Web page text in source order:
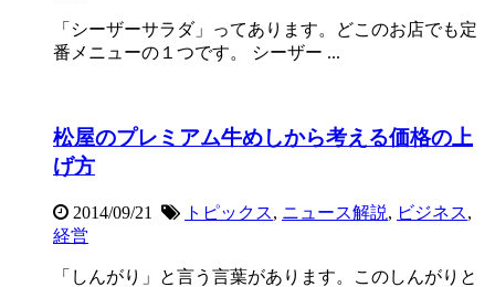
「シーザーサラダ」ってあります。どこのお店でも定
番メニューの１つです。 シーザー ...
松屋のプレミアム牛めしから考える価格の上
げ方
2014/09/21 トピックス, ニュース解説, ビジネス,
経営
「しんがり」と言う言葉があります。このしんがりと